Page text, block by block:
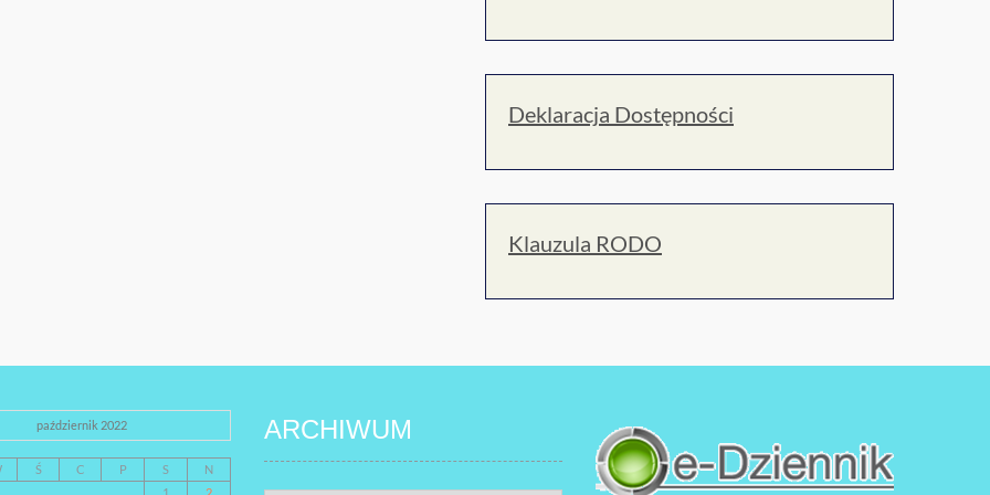
Deklaracja Dostępności
Klauzula RODO
październik 2022
Ś C P S
N
ARCHIWUM